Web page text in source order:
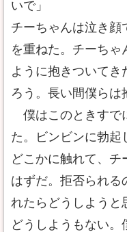
いで」
チーちゃんは泣き顔
を重ねた。チーちゃ
ように抱きついて
ろう。長い間僕らは
僕はこのときすで
た。ビンビンに勃起
どこかに触れて、
はずだ。拒否られる
れたらどうしようと
どうしようもない